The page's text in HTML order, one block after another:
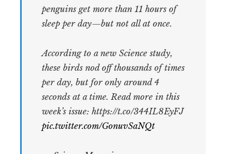
penguins get more than 11 hours of
sleep per day—but not all at once.
According to a new Science study,
these birds nod off thousands of times
per day, but for only around 4
seconds at a time. Read more in this
week’s issue: https://t.co/344IL8EyFJ
pic.twitter.com/GonuvSaNQt